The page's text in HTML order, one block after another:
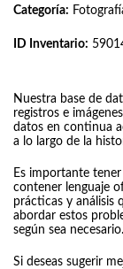
Categoría:
ID Inventario:
Nuestra base de
registros e
datos en continua
a lo largo de la
Es importante
contener lenguaje
prácticas y análisis
abordar estos
según sea necesario.
Si deseas sugerir